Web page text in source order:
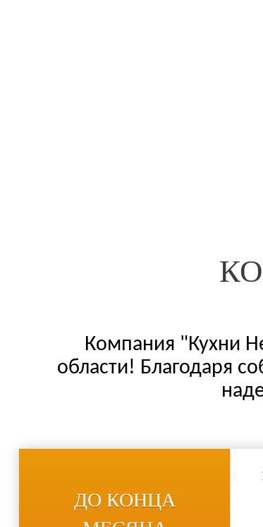
Компания "Кухни
области! Благодаря
ДО КОНЦА